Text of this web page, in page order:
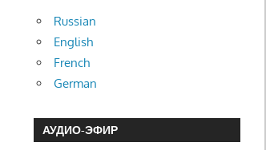
Russian
English
French
German
АУДИО-ЭФИР